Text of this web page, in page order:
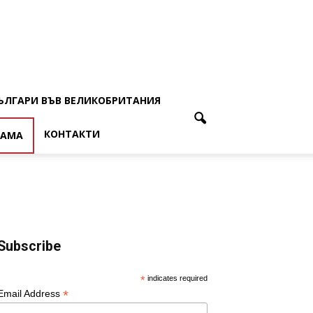
ВЪВ ВЕЛИКОБРИТАНИЯ
КОНТАКТИ
* indicates required
Address *